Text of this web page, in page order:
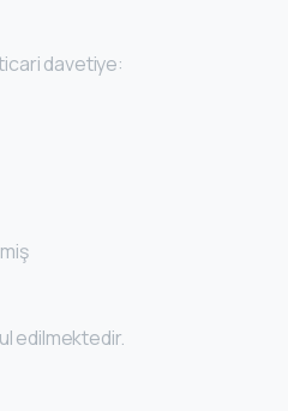
davetiye:
edilmektedir.